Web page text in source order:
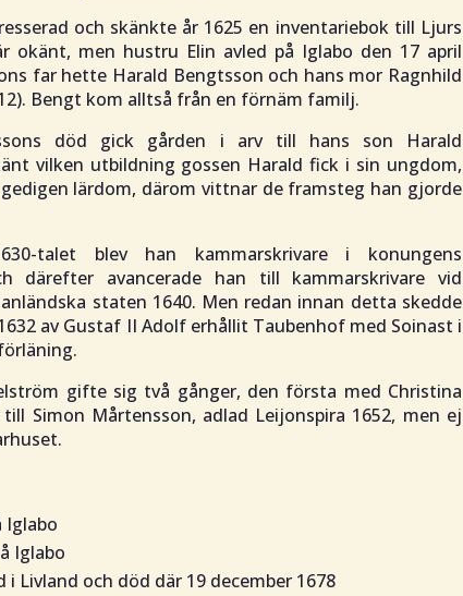
och skänkte år 1625 en inventariebok till Ljurs
okänt, men hustru Elin avled på Iglabo den 17 april
far hette Harald Bengtsson och hans mor Ragnhild
Bengt kom alltså från en förnäm familj.
död gick gården i arv till hans son Harald
vilken utbildning gossen Harald fick i sin ungdom,
lärdom, därom vittnar de framsteg han gjorde
talet blev han kammarskrivare i konungens
därefter avancerade han till kammarskrivare vid
staten 1640. Men redan innan detta skedde
av Gustaf II Adolf erhållit Taubenhof med Soinast i
gifte sig två gånger, den första med Christina
Simon Mårtensson, adlad Leijonspira 1652, men ej
Iglabo
Iglabo
i Livland och död där 19 december 1678